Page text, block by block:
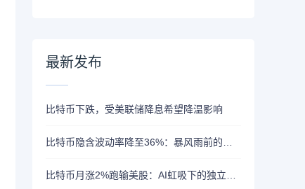
最新发布
比特币下跌，受美联储降息希望降温影响